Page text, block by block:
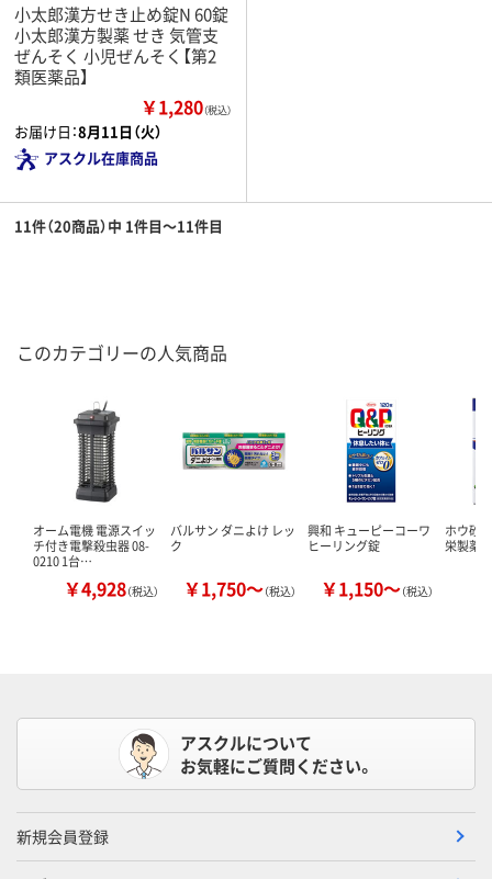
小太郎漢方せき止め錠N 60錠
小太郎漢方製薬 せき 気管支
ぜんそく 小児ぜんそく【第2
類医薬品】
￥1,280（税込）
お届け日：8月11日（火）
アスクル在庫商品
11件（20商品）中 1件目～11件目
このカテゴリーの人気商品
オーム電機 電源スイッ
チ付き電撃殺虫器 08-
0210 1台…
￥4,928（税込）
バルサン ダニよけ レッ
ク
￥1,750～（税込）
興和 キューピーコーワ
ヒーリング錠
￥1,150～（税込）
ホウ砂（
栄製薬
アスクルについて
お気軽にご質問ください。
新規会員登録